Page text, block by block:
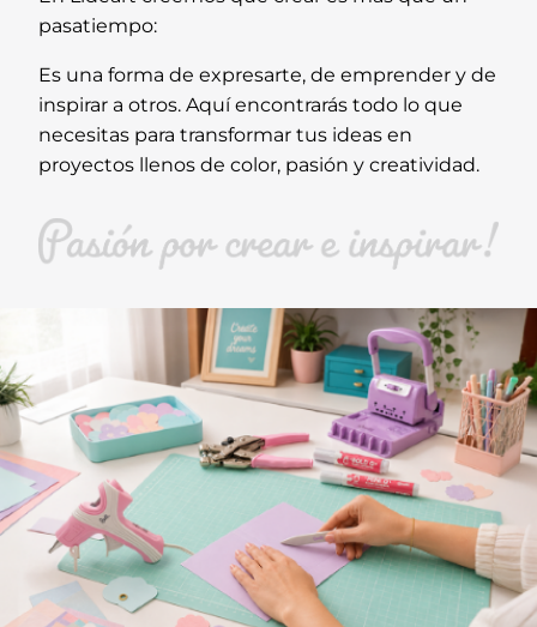
pasatiempo:
Es una forma de expresarte, de emprender y de
inspirar a otros. Aquí encontrarás todo lo que
necesitas para transformar tus ideas en
proyectos llenos de color, pasión y creatividad.